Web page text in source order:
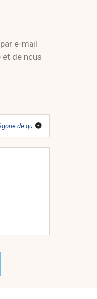
e-mail
et de nous
Catégorie de questions